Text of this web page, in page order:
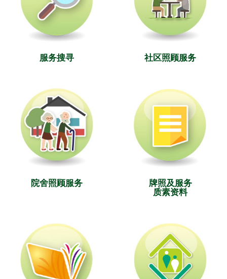
服务搜寻 社区照顾服务
院舍照顾服务
牌照及服务
质素资料